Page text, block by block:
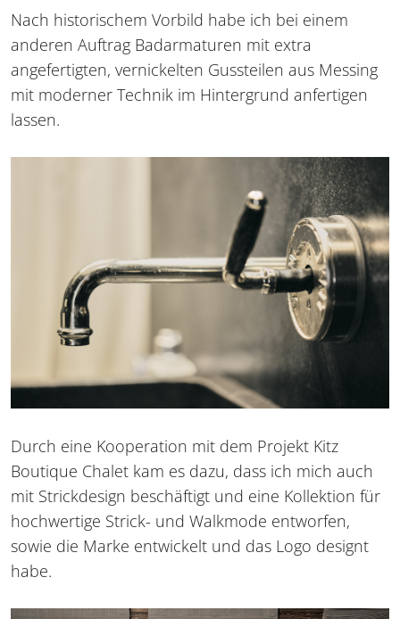
Nach historischem Vorbild habe ich bei einem
anderen Auftrag Badarmaturen mit extra
angefertigten, vernickelten Gussteilen aus Messing
mit moderner Technik im Hintergrund anfertigen
lassen.
Durch eine Kooperation mit dem Projekt Kitz
Boutique Chalet kam es dazu, dass ich mich auch
mit Strickdesign beschäftigt und eine Kollektion für
hochwertige Strick- und Walkmode entworfen,
sowie die Marke entwickelt und das Logo designt
habe.